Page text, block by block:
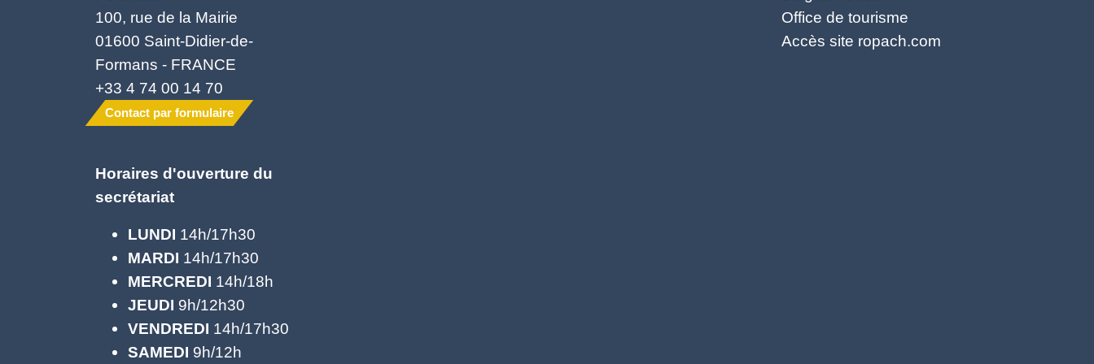
100, rue de la Mairie
01600 Saint-Didier-de-
Formans - FRANCE
+33 4 74 00 14 70
Contact par formulaire
Horaires d'ouverture du
secrétariat
LUNDI 14h/17h30
MARDI 14h/17h30
MERCREDI 14h/18h
JEUDI 9h/12h30
VENDREDI 14h/17h30
SAMEDI 9h/12h
Office de tourisme
Accès site ropach.com